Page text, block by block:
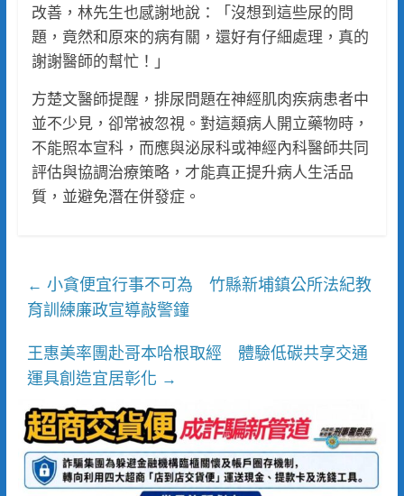
改善，林先生也感謝地說：「沒想到這些尿的問
題，竟然和原來的病有關，還好有仔細處理，真的
謝謝醫師的幫忙！」
方楚文醫師提醒，排尿問題在神經肌肉疾病患者中
並不少見，卻常被忽視。對這類病人開立藥物時，
不能照本宣科，而應與泌尿科或神經內科醫師共同
評估與協調治療策略，才能真正提升病人生活品
質，並避免潛在併發症。
← 小貪便宜行事不可為 竹縣新埔鎮公所法紀教
育訓練廉政宣導敲警鐘
王惠美率團赴哥本哈根取經 體驗低碳共享交通
運具創造宜居彰化 →